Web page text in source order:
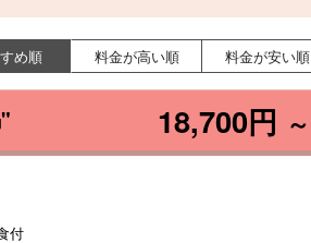
め順 料金が高い順 料金が安い順
18,700円 ～
付